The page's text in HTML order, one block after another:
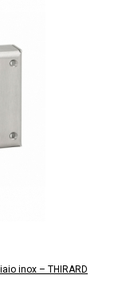
inox – THIRARD